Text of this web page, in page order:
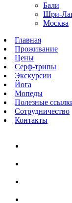
Бали
Шри-
Москва
Главная
Проживание
Цены
Серф-трипы
Экскурсии
Йога
Мопеды
Полезные
Сотрудничество
Контакты